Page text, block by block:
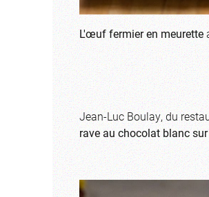
L'œuf fermier en meurette
Jean-Luc Boulay, du
rave au chocolat blanc